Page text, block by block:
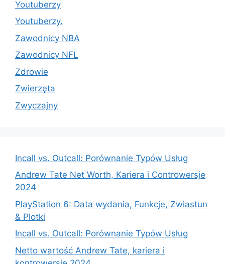
Youtuberzy
Youtuberzy.
Zawodnicy NBA
Zawodnicy NFL
Zdrowie
Zwierzęta
Zwyczajny
Incall vs. Outcall: Porównanie Typów Usług
Andrew Tate Net Worth, Kariera i Controwersje
2024
PlayStation 6: Data wydania, Funkcje, Zwiastun
& Plotki
Incall vs. Outcall: Porównanie Typów Usług
Netto wartość Andrew Tate, kariera i